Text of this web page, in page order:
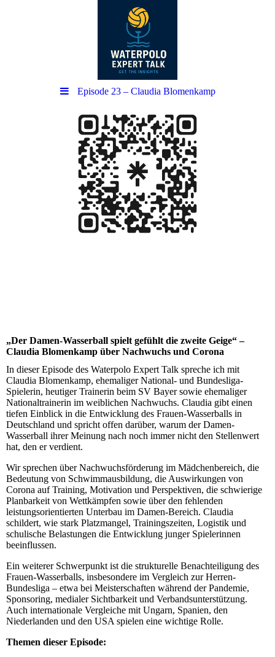
Episode 23 – Claudia Blomenkamp
„Der Damen-Wasserball spielt gefühlt die zweite Geige“ –
Claudia Blomenkamp über Nachwuchs und Corona
In dieser Episode des Waterpolo Expert Talk spreche ich mit
Claudia Blomenkamp, ehemaliger National- und Bundesliga-
Spielerin, heutiger Trainerin beim SV Bayer sowie ehemaliger
Nationaltrainerin im weiblichen Nachwuchs. Claudia gibt einen
tiefen Einblick in die Entwicklung des Frauen-Wasserballs in
Deutschland und spricht offen darüber, warum der Damen-
Wasserball ihrer Meinung nach noch immer nicht den Stellenwert
hat, den er verdient.
Wir sprechen über Nachwuchsförderung im Mädchenbereich, die
Bedeutung von Schwimmausbildung, die Auswirkungen von
Corona auf Training, Motivation und Perspektiven, die schwierige
Planbarkeit von Wettkämpfen sowie über den fehlenden
leistungsorientierten Unterbau im Damen-Bereich. Claudia
schildert, wie stark Platzmangel, Trainingszeiten, Logistik und
schulische Belastungen die Entwicklung junger Spielerinnen
beeinflussen.
Ein weiterer Schwerpunkt ist die strukturelle Benachteiligung des
Frauen-Wasserballs, insbesondere im Vergleich zur Herren-
Bundesliga – etwa bei Meisterschaften während der Pandemie,
Sponsoring, medialer Sichtbarkeit und Verbandsunterstützung.
Auch internationale Vergleiche mit Ungarn, Spanien, den
Niederlanden und den USA spielen eine wichtige Rolle.
Themen dieser Episode: